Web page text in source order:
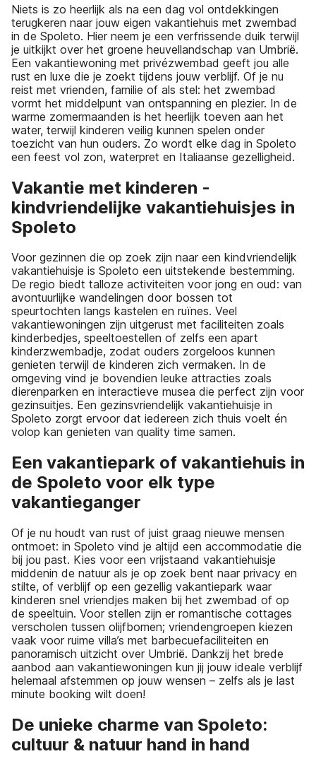
Niets is zo heerlijk als na een dag vol ontdekkingen
terugkeren naar jouw eigen vakantiehuis met zwembad
in de Spoleto. Hier neem je een verfrissende duik terwijl
je uitkijkt over het groene heuvellandschap van Umbrië.
Een vakantiewoning met privézwembad geeft jou alle
rust en luxe die je zoekt tijdens jouw verblijf. Of je nu
reist met vrienden, familie of als stel: het zwembad
vormt het middelpunt van ontspanning en plezier. In de
warme zomermaanden is het heerlijk toeven aan het
water, terwijl kinderen veilig kunnen spelen onder
toezicht van hun ouders. Zo wordt elke dag in Spoleto
een feest vol zon, waterpret en Italiaanse gezelligheid.
Vakantie met kinderen -
kindvriendelijke vakantiehuisjes in
Spoleto
Voor gezinnen die op zoek zijn naar een kindvriendelijk
vakantiehuisje is Spoleto een uitstekende bestemming.
De regio biedt talloze activiteiten voor jong en oud: van
avontuurlijke wandelingen door bossen tot
speurtochten langs kastelen en ruïnes. Veel
vakantiewoningen zijn uitgerust met faciliteiten zoals
kinderbedjes, speeltoestellen of zelfs een apart
kinderzwembadje, zodat ouders zorgeloos kunnen
genieten terwijl de kinderen zich vermaken. In de
omgeving vind je bovendien leuke attracties zoals
dierenparken en interactieve musea die perfect zijn voor
gezinsuitjes. Een gezinsvriendelijk vakantiehuisje in
Spoleto zorgt ervoor dat iedereen zich thuis voelt én
volop kan genieten van quality time samen.
Een vakantiepark of vakantiehuis in
de Spoleto voor elk type
vakantieganger
Of je nu houdt van rust of juist graag nieuwe mensen
ontmoet: in Spoleto vind je altijd een accommodatie die
bij jou past. Kies voor een vrijstaand vakantiehuisje
middenin de natuur als je op zoek bent naar privacy en
stilte, of verblijf op een gezellig vakantiepark waar
kinderen snel vriendjes maken bij het zwembad of op
de speeltuin. Voor stellen zijn er romantische cottages
verscholen tussen olijfbomen; vriendengroepen kiezen
vaak voor ruime villa’s met barbecuefaciliteiten en
panoramisch uitzicht over Umbrië. Dankzij het brede
aanbod aan vakantiewoningen kun jij jouw ideale verblijf
helemaal afstemmen op jouw wensen – zelfs als je last
minute booking wilt doen!
De unieke charme van Spoleto:
cultuur & natuur hand in hand